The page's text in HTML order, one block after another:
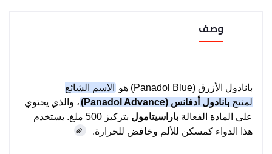
وصف
بانادول الأزرق (Panadol Blue) هو
الاسم الشائع
لمنتج بانادول أدفانس (Panadol Advance)
، والذي يحتوي
على المادة الفعالة باراسيتامول
بتركيز 500 ملغ. يستخدم
هذا الدواء كمسكن للألم وخافض للحرارة.